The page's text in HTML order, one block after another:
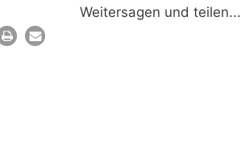
Weitersagen und teilen...